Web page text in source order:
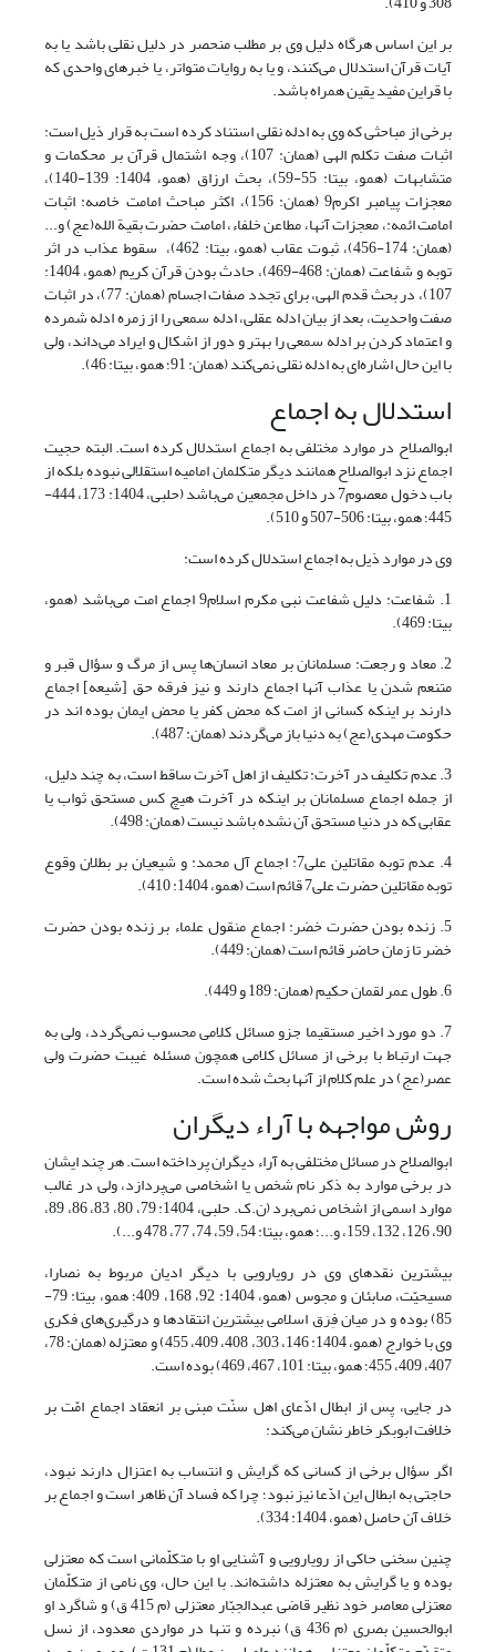
بر این اساس هرگاه دلیل وی بر مطلب منحصر در دلیل نقلی باشد یا به
آیات قرآن استدلال می‌کنند، و یا به روایات متواتر، یا خبرهای واحدی که
با قراین مفید یقین همراه باشد.
برخی از مباحثی که وی به ادله نقلی استناد کرده است به قرار ذیل است:
اثبات صفت تکلم الهی (همان: 107)، وجه اشتمال قرآن بر محکمات و
متشابهات (همو، بی‏تا: 55-59)، بحث ارزاق (همو، 1404: 139-140)،
معجزات پیامبر اکرم9 (همان: 156)، اکثر مباحث امامت خاصه: اثبات
امامت ائمه:، معجزات آنها، مطاعن خلفاء، امامت حضرت بقیة الله(عج) و...
(همان: 174-456)، ثبوت عقاب (همو، بی‏تا: 462)، سقوط عذاب در اثر
توبه و شفاعت (همان: 468-469)، حادث بودن قرآن کریم (همو، 1404:
107)، در بحث قدم الهی، برای تجدد صفات اجسام (همان: 77)، در اثبات
صفت واحدیت، بعد از بیان ادله عقلی، ادله سمعی را از زمره ادله شمرده
و اعتماد کردن بر ادله سمعی را بهتر و دور از اشکال و ایراد می‌داند، ولی
با این حال اشاره‌ای به ادله نقلی نمی‌کند (همان: 91؛ همو، بی‏تا: 46).
استدلال به اجماع
ابوالصلاح در موارد مختلفی به اجماع استدلال کرده است. البته حجیت
اجماع نزد ابوالصلاح همانند دیگر متکلمان امامیه استقلالی نبوده بلکه از
باب دخول معصوم7 در داخل مجمعین می‌باشد (حلبی، 1404: 173، 444-
445؛ همو، بی‏تا: 506-507 و 510).
وی در موارد ذیل به اجماع استدلال کرده است:
1. شفاعت: دلیل شفاعت نبی مکرم اسلام9 اجماع امت می‌باشد (همو،
بی‏تا: 469).
2. معاد و رجعت: مسلمانان بر معاد انسان‌ها پس از مرگ و سؤال قبر و
متنعم شدن یا عذاب آنها اجماع دارند و نیز فرقه حق [شیعه] اجماع
دارند بر اینکه کسانی از امت که محض کفر یا محض ایمان بوده اند در
حکومت مهدی(عج) به دنیا باز می‌گردند (همان: 487).
3. عدم تکلیف در آخرت: تکلیف از اهل آخرت ساقط است، به چند دلیل،
از جمله اجماع مسلمانان بر اینکه در آخرت هیچ کس مستحق ثواب یا
عقابی که در دنیا مستحق آن نشده باشد نیست (همان: 498).
4. عدم توبه مقاتلین علی7: اجماع آل محمد: و شیعیان بر بطلان وقوع
توبه مقاتلین حضرت علی7 قائم است (همو، 1404: 410).
5. زنده بودن حضرت خضر: اجماع منقول علماء بر زنده بودن حضرت
خضر تا زمان حاضر قائم است (همان: 449).
6. طول عمر لقمان حکیم (همان: 189 و 449).
7. دو مورد اخیر مستقیما جزو مسائل کلامی محسوب نمی‌گردد، ولی به
جهت ارتباط با برخی از مسائل کلامی همچون مسئله غیبت حضرت ولی
عصر(عج) در علم کلام از آنها بحث شده است.
روش مواجهه با آراء دیگران
ابو‌الصلاح در مسائل مختلفی به آراء دیگران پرداخته است. هر چند ایشان
در برخی موارد به ذکر نام شخص یا اشخاصی می‌پردازد، ولی در غالب
موارد اسمی از اشخاص نمی‌برد (ن.ک. حلبی، 1404: 79، 80، 83، 86، 89،
90، 126، 132، 159، و...؛ همو، بی‏تا: 54، 59، 74، 77، 478 و...).
بیشترین نقد‌های وی در رویارویی با دیگر ادیان مربوط به نصارا،
مسیحیّت، صابئان و مجوس (همو، 1404: 92، 168، 409؛ همو، بی‏تا: 79-
85) بوده و در میان فِرَق اسلامی بیشترین انتقادها و درگیری‌های فکری
وی با خوارج (همو، 1404: 146، 303، 408، 409، 455) و معتزله (همان: 78،
407، 409، 455؛ همو، بی‏تا: 101، 467، 469) بوده است.
در جایی، پس از ابطال ادّعای اهل سنّت مبنی بر انعقاد اجماع امّت بر
خلافت ابوبکر خاطر نشان می‌کند:
اگر سؤال برخی از کسانی که گرایش و انتساب به اعتزال دارند نبود،
حاجتی به ابطال این ادّعا نیز نبود؛ چرا که فساد آن ظاهر است و اجماع بر
خلاف آن حاصل (همو، 1404: 334).
چنین سخنی حاکی از رویارویی و آشنایی او با متکلّمانی است که معتزلی
بوده و یا گرایش به معتزله داشته‌اند. با این حال، وی نامی از متکلّمان
معتزلی معاصر خود نظیر قاضی عبدالجبّار معتزلی (م 415 ق) و شاگرد او
ابوالحسین بصری (م 436 ق) نبرده و تنها در مواردی معدود، از نسل